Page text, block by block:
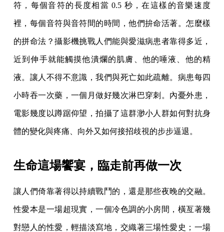
符，每個音符的長度相當 0.5 秒，在這樣的音樂速度
裡，每個音符與音符間的時間，他們拚命活著。怎麼樣
的拼命法？攝影機挑戰人們能與愛滋病患者靠得多近，
近到伸手就能觸摸他潰爛的肌膚、他的唾液、他的精
液。讓人不得不意識，我們與死亡如此疏離。病患每四
小時吞一次藥，一個月做好幾次淋巴穿刺。內憂外患，
電影幾度以蹲踞仰望，拍攝了這群渺小人群如何對抗身
體的變化與疼痛、向外又如何接招歧視的步步逼退。
生命這場饗宴，臨走前再做一次
讓人們倚靠著得以持續戰鬥的，還是那些夜晚的交融。
性愛本是一場超現實，一個冷色調的小房間，橫亙著幾
對戀人的性愛，輕描淡寫地，交織著三場性愛史；一場